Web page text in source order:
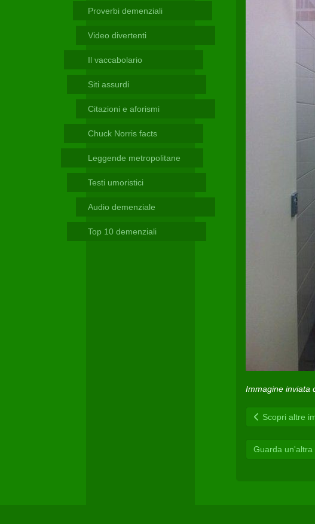
Proverbi demenziali
Video divertenti
Il vaccabolario
Siti assurdi
Citazioni e aforismi
Chuck Norris facts
Leggende metropolitane
Testi umoristici
Audio demenziale
Top 10 demenziali
Immagine inviata
Scopri altre
Guarda un'altra